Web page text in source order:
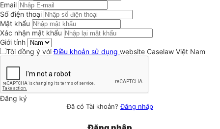
Email
Số điện thoại
Mật khẩu
Xác nhận mật khẩu
Giới tính
Tôi đồng ý vớiĐiều khoản sử dụng website Caselaw Việt Nam
Đăng ký
Đã có Tài khoản?Đăng nhập